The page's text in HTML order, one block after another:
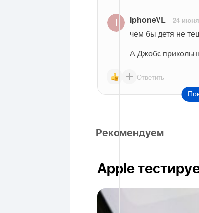
IphoneVL 24
чем бы детя не
А Джобс
Ответить
Рекомендуем
Apple